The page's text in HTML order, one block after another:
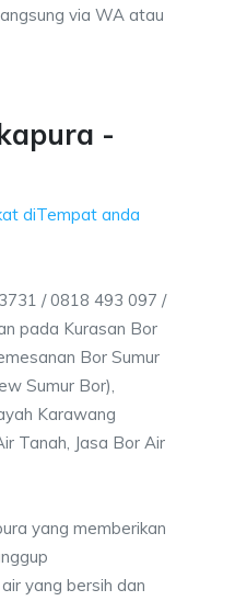
via WA atau
-
diTempat anda
/ 0818 493 097 /
pada Kurasan Bor
Bor Sumur
Sumur Bor),
Karawang
Tanah, Jasa Bor Air
yang memberikan
yang bersih dan